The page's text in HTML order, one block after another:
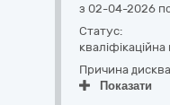
з 02-04-2026
Статус:
Причина
Показати